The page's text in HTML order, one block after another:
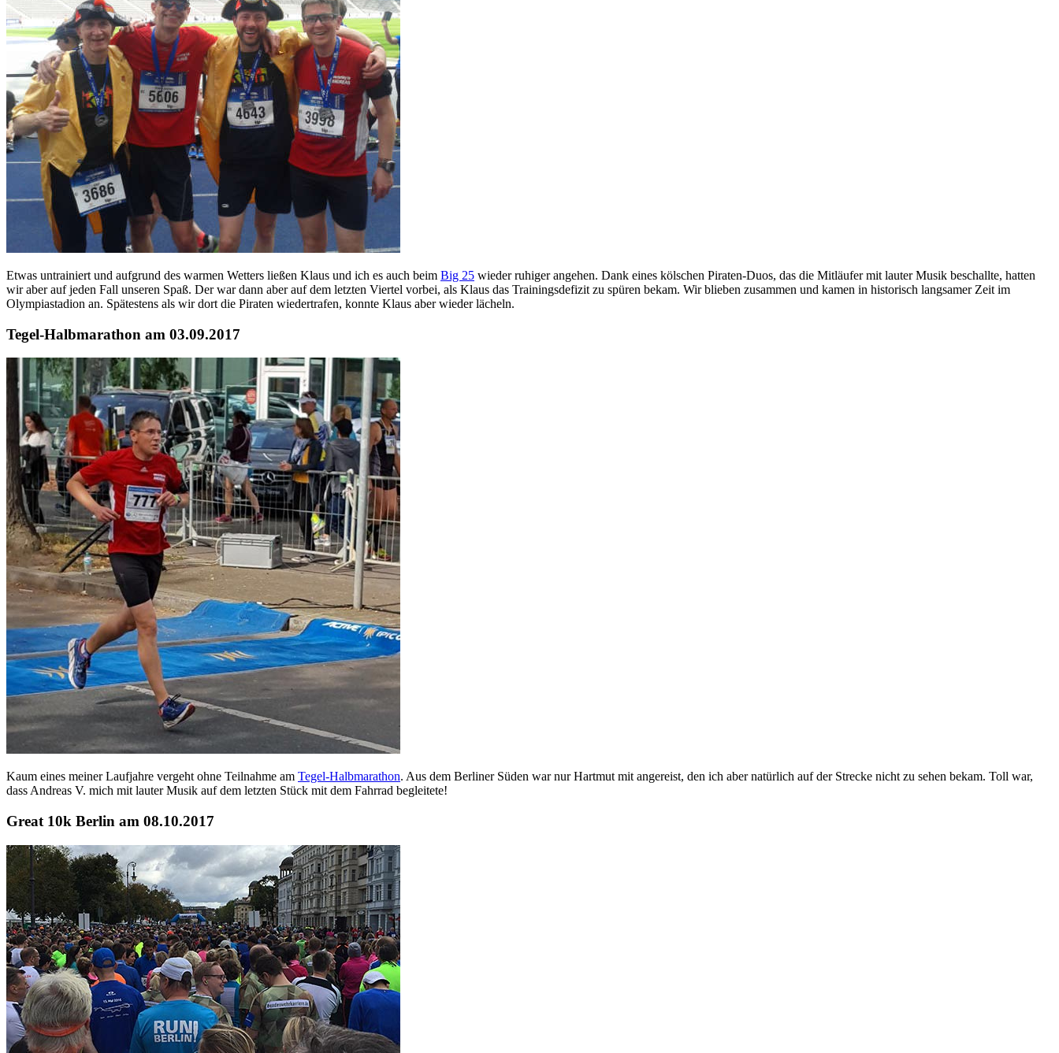
Etwas untrainiert und aufgrund des warmen Wetters ließen Klaus und ich es auch beim Big 25 wieder ruhiger angehen. Dank eines kölschen Piraten-Duos, das die Mitläufer mit lauter Musik beschallte, hatten
wir aber auf jeden Fall unseren Spaß. Der war dann aber auf dem letzten Viertel vorbei, als Klaus das Trainingsdefizit zu spüren bekam. Wir blieben zusammen und kamen in historisch langsamer Zeit im
Olympiastadion an. Spätestens als wir dort die Piraten wiedertrafen, konnte Klaus aber wieder lächeln.
Tegel-Halbmarathon am 03.09.2017
Kaum eines meiner Laufjahre vergeht ohne Teilnahme am Tegel-Halbmarathon. Aus dem Berliner Süden war nur Hartmut mit angereist, den ich aber natürlich auf der Strecke nicht zu sehen bekam. Toll war,
dass Andreas V. mich mit lauter Musik auf dem letzten Stück mit dem Fahrrad begleitete!
Great 10k Berlin am 08.10.2017